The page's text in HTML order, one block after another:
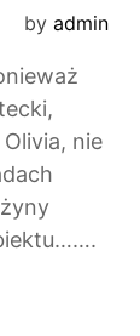
by admin
nie